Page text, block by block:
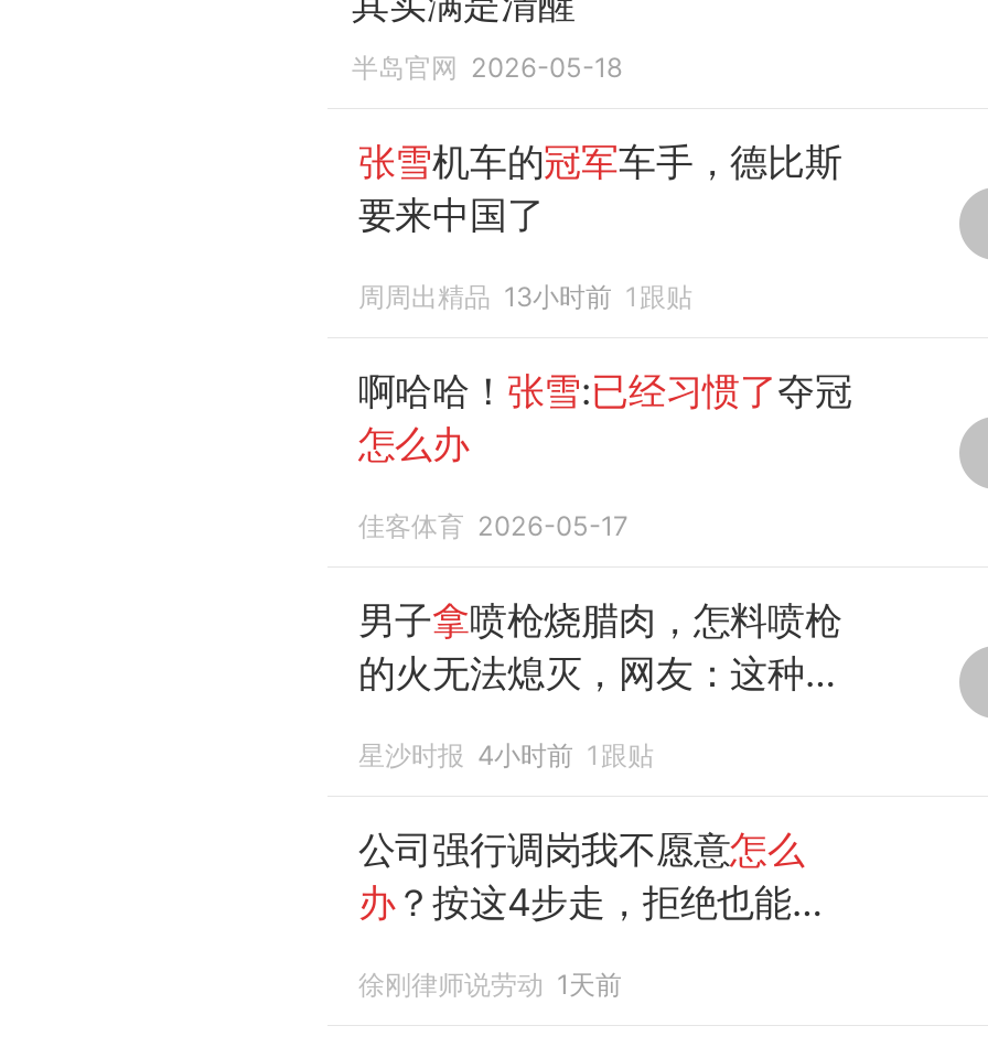
半岛官网 2026-05-18
张雪机车的冠军车手，德比斯
要来中国了
周周出精品 13小时前 1 跟贴
啊哈哈！ 张雪:已经习惯了夺冠
怎么办
佳客体育 2026-05-17
男子拿喷枪烧腊肉，怎料喷枪
的火无法熄灭，网友：这种情
星沙时报 4小时前 1 跟贴
公司强行调岗我不愿意怎么
办？按这4步走，拒绝也能拿
徐刚律师说劳动 1天前